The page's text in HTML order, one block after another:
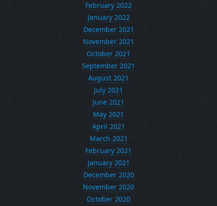
February 2022
January 2022
December 2021
November 2021
October 2021
September 2021
August 2021
July 2021
June 2021
May 2021
April 2021
March 2021
February 2021
January 2021
December 2020
November 2020
October 2020